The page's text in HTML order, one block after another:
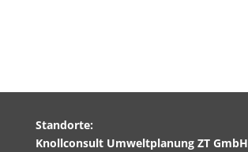
Standorte:
Knollconsult Umweltplanung ZT GmbH